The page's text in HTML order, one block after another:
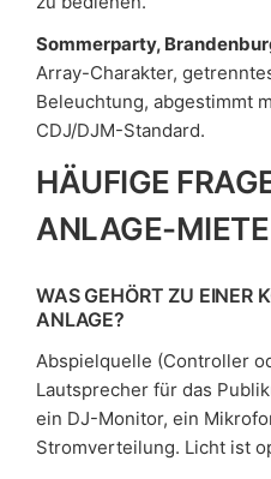
Sommerparty,
Array-Charakter,
Beleuchtung, abgestimmt
CDJ/DJM-Standard.
HÄUFIGE
ANLAGE-
WAS GEHÖRT ZU EINER
ANLAGE?
Abspielquelle (Controller
Lautsprecher für das
ein DJ-Monitor, ein
Stromverteilung. Licht ist